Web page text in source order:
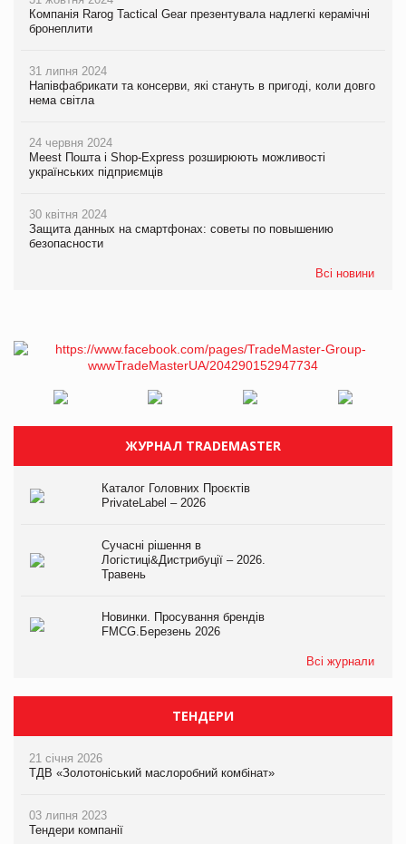
Компанія Rarog Tactical Gear презентувала надлегкі керамічні
бронеплити
31 липня 2024
Напівфабрикати та консерви, які стануть в пригоді, коли довго
нема світла
24 червня 2024
Meest Пошта і Shop-Express розширюють можливості
українських підприємців
30 квітня 2024
Защита данных на смартфонах: советы по повышению
безопасности
Всі новини
ЖУРНАЛ TRADEMASTER
Каталог Головних Проєктів
PrivateLabel – 2026
Сучасні рішення в
Логістиці&Дистрибуції – 2026.
Травень
Новинки. Просування брендів
FMCG.Березень 2026
Всі журнали
ТЕНДЕРИ
21 січня 2026
ТДВ «Золотоніський маслоробний комбінат»
03 липня 2023
Тендери компанії